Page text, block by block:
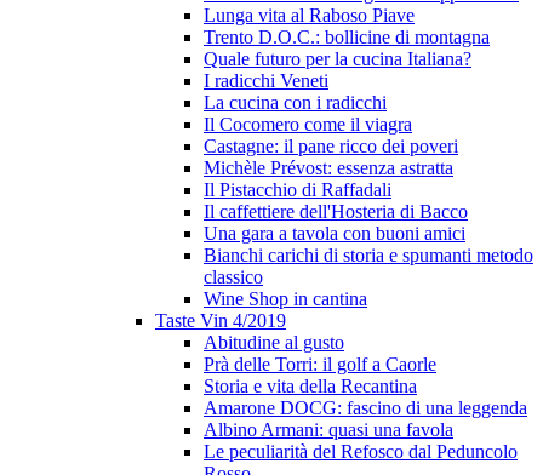
Lunga vita al Raboso Piave
Trento D.O.C.: bollicine di montagna
Quale futuro per la cucina Italiana?
I radicchi Veneti
La cucina con i radicchi
Il Cocomero come il viagra
Castagne: il pane ricco dei poveri
Michèle Prévost: essenza astratta
Il Pistacchio di Raffadali
Il caffettiere dell'Hosteria di Bacco
Una gara a tavola con buoni amici
Bianchi carichi di storia e spumanti metodo
classico
Wine Shop in cantina
Taste Vin 4/2019
Abitudine al gusto
Prà delle Torri: il golf a Caorle
Storia e vita della Recantina
Amarone DOCG: fascino di una leggenda
Albino Armani: quasi una favola
Le peculiarità del Refosco dal Peduncolo